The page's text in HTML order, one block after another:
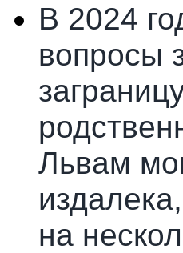
В 2024
вопросы
Львам
на